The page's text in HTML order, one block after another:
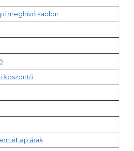
meghívó sablon
köszöntő
étlap árak